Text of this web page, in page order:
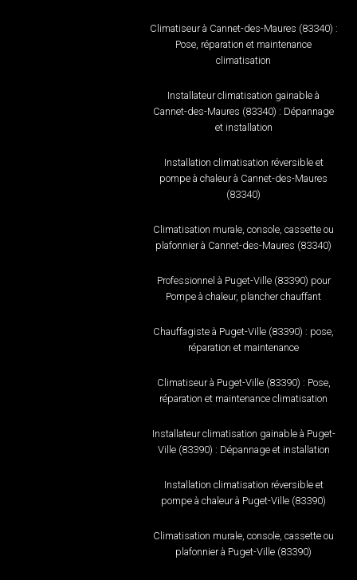
Climatiseur à Cannet-des-Maures (83340) :
Pose, réparation et maintenance
climatisation
Installateur climatisation gainable à
Cannet-des-Maures (83340) : Dépannage
et installation
Installation climatisation réversible et
pompe à chaleur à Cannet-des-Maures
(83340)
Climatisation murale, console, cassette ou
plafonnier à Cannet-des-Maures (83340)
Professionnel à Puget-Ville (83390) pour
Pompe à chaleur, plancher chauffant
Chauffagiste à Puget-Ville (83390) : pose,
réparation et maintenance
Climatiseur à Puget-Ville (83390) : Pose,
réparation et maintenance climatisation
Installateur climatisation gainable à Puget-
Ville (83390) : Dépannage et installation
Installation climatisation réversible et
pompe à chaleur à Puget-Ville (83390)
Climatisation murale, console, cassette ou
plafonnier à Puget-Ville (83390)